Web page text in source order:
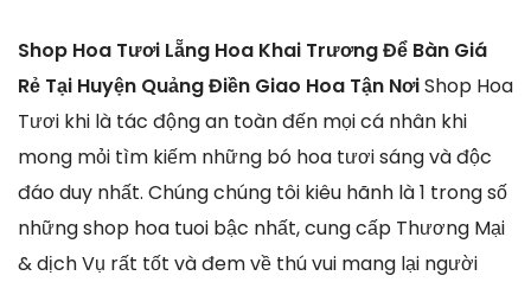
Shop Hoa Tươi Lẵng Hoa Khai Trương Để Bàn Giá
Rẻ Tại Huyện Quảng Điền Giao Hoa Tận NơiShop Hoa
Tươi khi là tác động an toàn đến mọi cá nhân khi
mong mỏi tìm kiếm những bó hoa tươi sáng và độc
đáo duy nhất. Chúng chúng tôi kiêu hãnh là 1 trong số
những shop hoa tuoi bậc nhất, cung cấp Thương Mại
& dịch Vụ rất tốt và đem về thú vui mang lại người